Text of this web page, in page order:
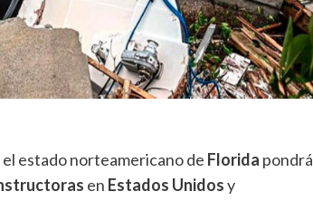
el estado norteamericano de Florida pondrá
en Estados Unidosy